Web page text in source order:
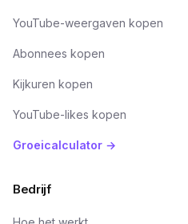
YouTube-weergaven kopen
Abonnees kopen
Kijkuren kopen
YouTube-likes kopen
Groeicalculator →
Bedrijf